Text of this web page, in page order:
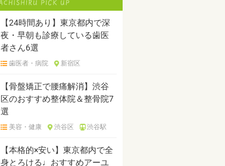
【24時間あり】東京都内で深
夜・早朝も診療している歯医
者さん6選
歯医者・病院 新宿区
【骨盤矯正で腰痛解消】渋谷
区のおすすめ整体院＆整骨院7
選
美容・健康 渋谷区 渋谷駅
【本格的×安い】東京都内で全
身とろける♩おすすめアーユ